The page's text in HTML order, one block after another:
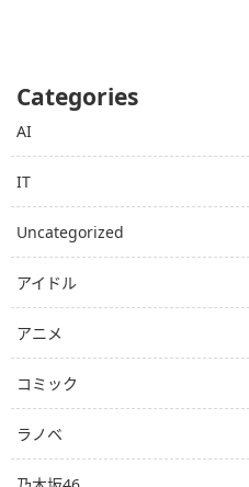
Categories
AI
IT
Uncategorized
アイドル
アニメ
コミック
ラノベ